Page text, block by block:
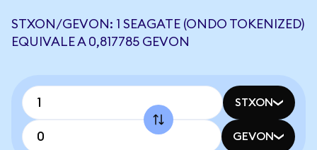
STXON/GEVON: 1 SEAGATE (ONDO TOKENIZED)
EQUIVALE A 0,817785 GEVON
STXON
GEVON